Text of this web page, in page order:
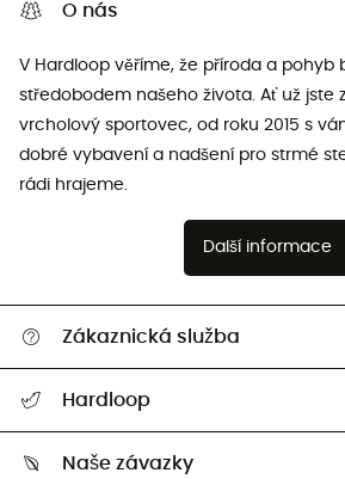
O nás
V Hardloop věříme, že příroda a pohyb
středobodem našeho života. Ať už jste
vrcholový sportovec, od roku 2015 s
dobré vybavení a nadšení pro strmé
rádi hrajeme.
Další informace
Zákaznická služba
Vrácení zboží a peněz
Hardloop
Naše závazky